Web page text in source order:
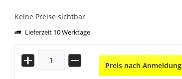
Keine Preise sichtbar
Lieferzeit 10 Werktage
Preis nach Anmeldung